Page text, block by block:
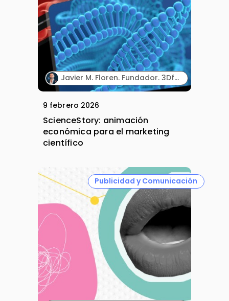
Javier M. Floren. Fundador. 3DforScience.
9 febrero 2026
ScienceStory: animación
económica para el marketing
científico
Publicidad y Comunicación